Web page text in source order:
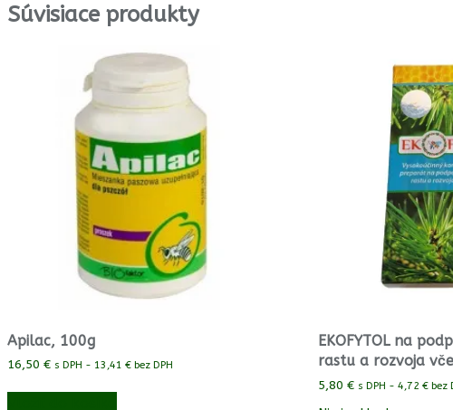
Súvisiace produkty
Apilac, 100g
16,50 € s DPH - 13,41 € bez DPH
EKOFYTOL na
rastu a rozvoja
5,80€ s DPH -4,72€ bez